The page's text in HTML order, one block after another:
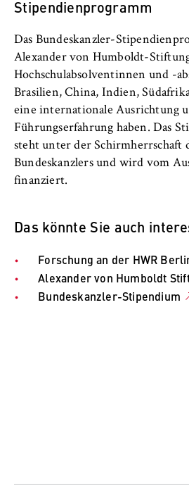
Stipendienprogramm
Das Bundeskanzler-
Alexander von Humboldt-
Hochschulabsolventinnen und -
Brasilien, China, Indien,
eine internationale Ausrichtung
Führungserfahrung haben. Das
steht unter der Schirmherrschaft
Bundeskanzlers und wird vom
finanziert.
Das könnte Sie auch
Forschung an der HWR
Alexander von Humboldt
Bundeskanzler-Stipendium